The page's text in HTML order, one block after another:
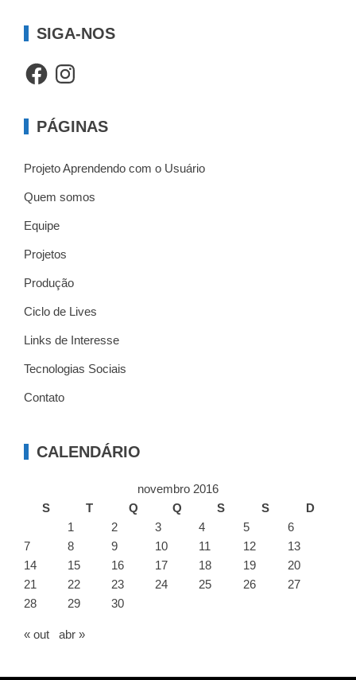
SIGA-NOS
FacebookInstagram
PÁGINAS
Projeto Aprendendo com o Usuário
Quem somos
Equipe
Projetos
Produção
Ciclo de Lives
Links de Interesse
Tecnologias Sociais
Contato
CALENDÁRIO
novembro 2016
S
T Q Q S S
D
1
2 3 4 5
6
7
8 9 10 11 12
13
14
15 16 17 18 19
20
21
22 23 24 25 26
27
28
29 30
« out abr »